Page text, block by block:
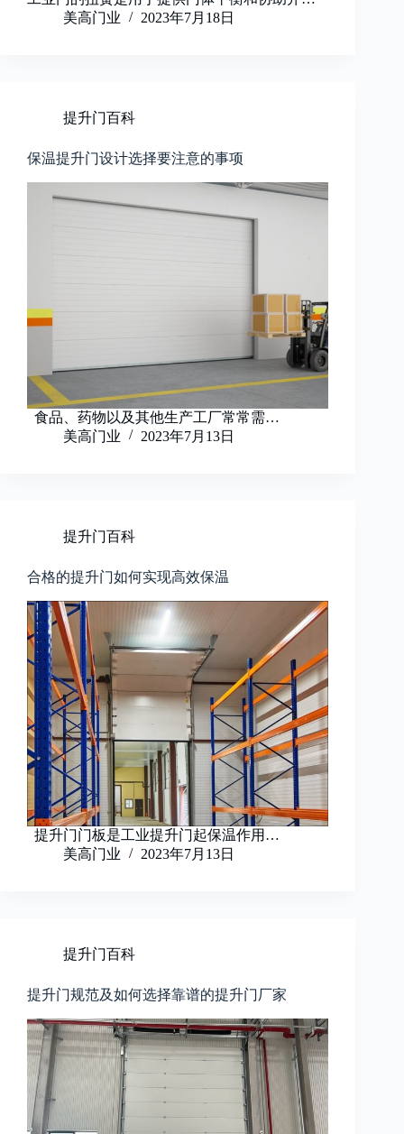
美高门业
2023年7月18日
提升门百科
保温提升门设计选择要注意的事项
食品、药物以及其他生产工厂常常需…
美高门业
2023年7月13日
提升门百科
合格的提升门如何实现高效保温
提升门门板是工业提升门起保温作用…
美高门业
2023年7月13日
提升门百科
提升门规范及如何选择靠谱的提升门厂家